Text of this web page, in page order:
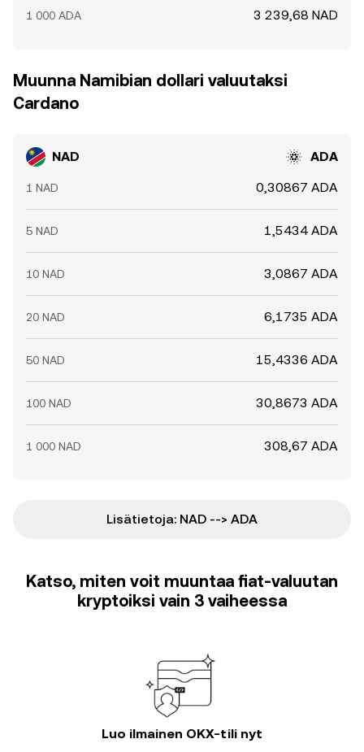
1 000 ADA 3 239,68 NAD
Muunna Namibian dollari valuutaksi
Cardano
NAD ADA
1 NAD 0,30867 ADA
5 NAD 1,5434 ADA
10 NAD 3,0867 ADA
20 NAD 6,1735 ADA
50 NAD 15,4336 ADA
100 NAD 30,8673 ADA
1 000 NAD 308,67 ADA
Lisätietoja: NAD --> ADA
Katso, miten voit muuntaa fiat-valuutan
kryptoiksi vain 3 vaiheessa
Luo ilmainen OKX-tili nyt